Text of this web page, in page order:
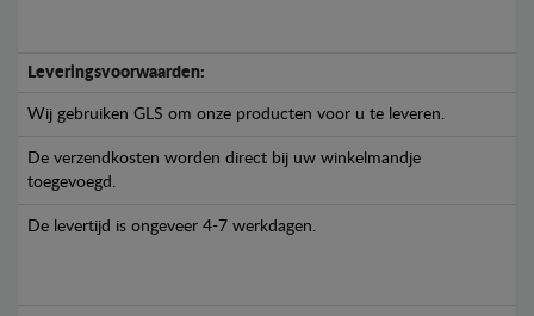
Leveringsvoorwaarden:
Wij gebruiken GLS om onze producten voor u te leveren.
De verzendkosten worden direct bij uw winkelmandje
toegevoegd.
De levertijd is ongeveer 4-7 werkdagen.